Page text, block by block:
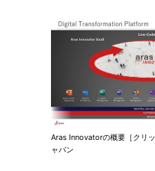
Aras Innovatorの概要［クリ
ャパン